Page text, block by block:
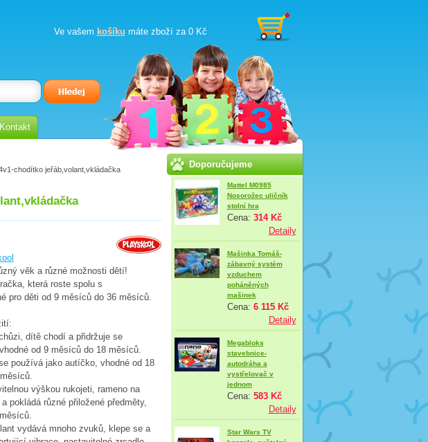
Ve vašem košíku máte zboží za 0 Kč
chodítko jeřáb,volant,vkládačka
věk a různé možnosti dětí!
která roste spolu s
pro děti od 9 měsíců do 36 měsíců.
dítě chodí a přidržuje se
od 9 měsíců do 18 měsíců.
používá jako autíčko, vhodné od 18
výškou rukojeti, rameno na
pokládá různé přiložené předměty,
vydává mnoho zvuků, klepe se a
Doporučujeme
Mattel M0985
Nosorožec uličník
stolní hra
Cena: 314 Kč
Detaily
Mašinka Tomáš-
zábavný systém
vzduchem
poháněných
mašinek
Cena: 6 115 Kč
Detaily
Megabloks
stavebnice-
autodráha a
vystřelovač v
jednom
Cena: 583 Kč
Detaily
Star Wars TV